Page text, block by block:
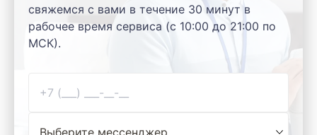
свяжемся с вами в течение 30 минут в
рабочее время сервиса (с 10:00 до 21:00 по
МСК).